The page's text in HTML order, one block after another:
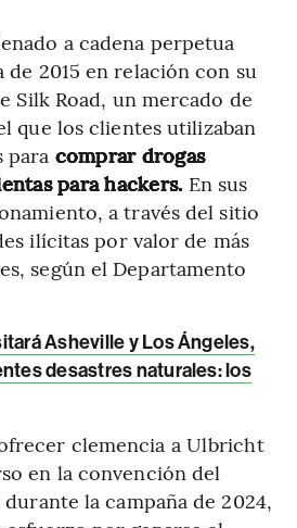
a cadena perpetua
de 2015 en relación con su
Silk Road, un mercado de
que los clientes utilizaban
para comprar drogas
para hackers. En sus
a través del sitio
ilícitas por valor de más
según el Departamento
Asheville y Los Ángeles,
desastres naturales: los
clemencia a Ulbricht
en la convención del
la campaña de 2024,